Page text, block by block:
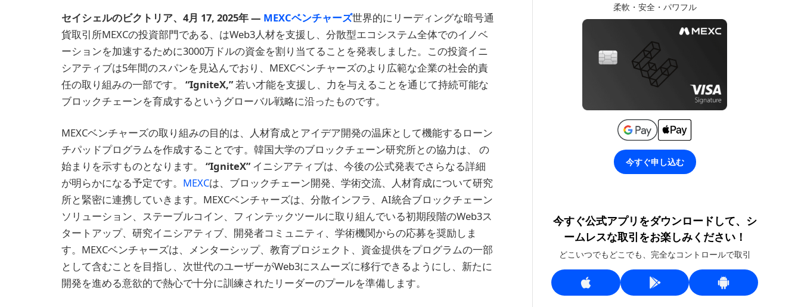
セイシェルのビクトリア、4月 17, 2025年 — MEXCベンチャーズ世界的にリーディングな暗号通
貨取引所MEXCの投資部門である、はWeb3人材を支援し、分散型エコシステム全体でのイノベ
ーションを加速するために3000万ドルの資金を割り当てることを発表しました。この投資イニ
シアティブは5年間のスパンを見込んでおり、MEXCベンチャーズのより広範な企業の社会的責
任の取り組みの一部です。 “IgniteX,”若い才能を支援し、力を与えることを通じて持続可能な
ブロックチェーンを育成するというグローバル戦略に沿ったものです。
MEXCベンチャーズの取り組みの目的は、人材育成とアイデア開発の温床として機能するローン
チパッドプログラムを作成することです。韓国大学のブロックチェーン研究所との協力は、 の
始まりを示すものとなります。 “IgniteX” イニシアティブは、今後の公式発表でさらなる詳細
が明らかになる予定です。 MEXCは、ブロックチェーン開発、学術交流、人材育成について研究
所と緊密に連携していきます。MEXCベンチャーズは、分散インフラ、AI統合ブロックチェーン
ソリューション、ステーブルコイン、フィンテックツールに取り組んでいる初期段階のWeb3ス
タートアップ、研究イニシアティブ、開発者コミュニティ、学術機関からの応募を奨励しま
す。MEXCベンチャーズは、メンターシップ、教育プロジェクト、資金提供をプログラムの一部
として含むことを目指し、次世代のユーザーがWeb3にスムーズに移行できるようにし、新たに
開発を進める意欲的で熱心で十分に訓練されたリーダーのプールを準備します。
柔軟・安全・パワフル
今すぐ申し込む
今すぐ公式アプリをダウンロードして、シ
ームレスな取引をお楽しみください！
どこいつでもどこでも、完全なコントロールで取引